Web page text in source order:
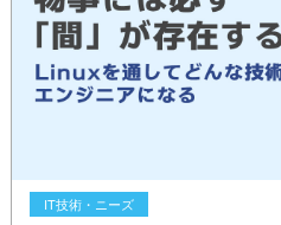
IT技術・ニーズ